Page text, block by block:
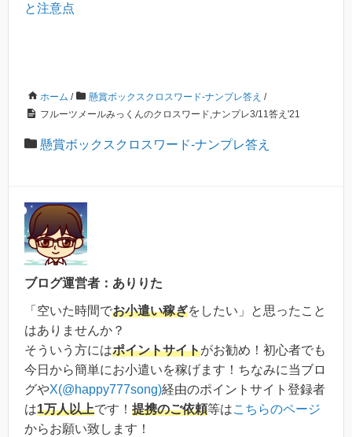
と注意点
ホーム / 懸賞ボックスクロスワード-ナンプレ答え /
フルーツメールみっくんのクロスワード,ナンプレ3/11答え'21
懸賞ボックスクロスワード-ナンプレ答え
ブログ運営者：ありりた
「空いた時間でお小遣い稼ぎをしたい」と思ったこと
はありませんか？
そういう方にはポイントサイトがお勧め！初心者でも
今日から簡単にお小遣いを稼げます！ちなみに当ブロ
グやX(@happy777song)経由のポイントサイト登録者
は1万人以上です！ 提携のご依頼等はこちらのページ
からお願い致します！